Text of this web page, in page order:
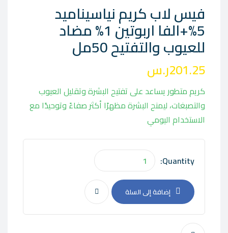
فيس لاب كريم نياسيناميد
5%+الفا اربوتين 1% مضاد
للعيوب والتفتيح 50مل
201.25ر.س
كريم متطور يساعد على تفتيح البشرة وتقليل العيوب
والتصبغات، ليمنح البشرة مظهرًا أكثر صفاءً وتوحيدًا مع
الاستخدام اليومي
Quantity:
إضافة إلى السلة